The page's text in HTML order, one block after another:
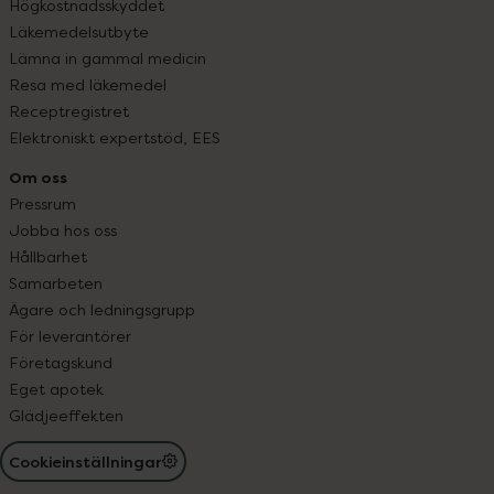
Högkostnadsskyddet
Läkemedelsutbyte
Lämna in gammal medicin
Resa med läkemedel
Receptregistret
Elektroniskt expertstöd, EES
Om oss
Pressrum
Jobba hos oss
Hållbarhet
Samarbeten
Ägare och ledningsgrupp
För leverantörer
Företagskund
Eget apotek
Glädjeeffekten
Cookieinställningar